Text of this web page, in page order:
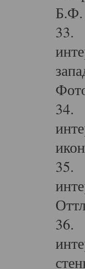
Б.Ф.
33.
34.
35.
36.